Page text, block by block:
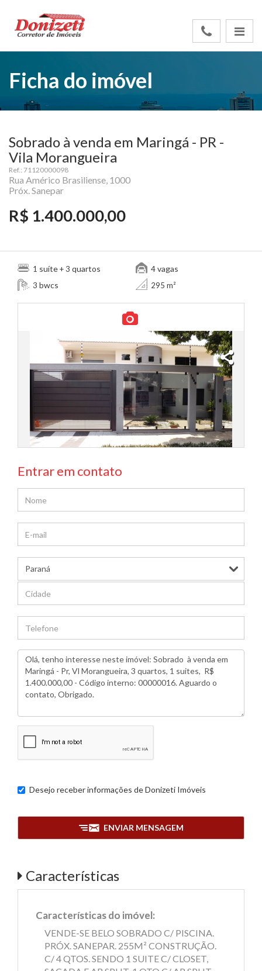
Ficha do imóvel
Sobrado à venda em Maringá - PR -
Vila Morangueira
Ref.: 71120000098
Rua Américo Brasiliense, 1000
Próx. Sanepar
R$ 1.400.000,00
1 suíte + 3 quartos
3 bwcs
4vagas
295 m²
Entrar em contato
Desejo receber informações deDonizeti Imóveis
ENVIAR MENSAGEM
Características
Características do imóvel:
VENDE-SE BELO SOBRADO C/ PISCINA.
PRÓX. SANEPAR. 255M² CONSTRUÇÃO.
C/ 4 QTOS. SENDO 1 SUITE C/ CLOSET,